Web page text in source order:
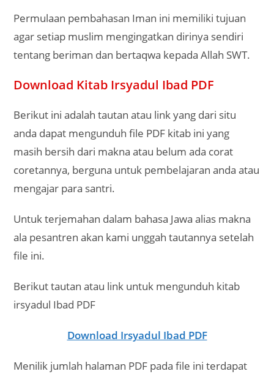
Permulaan pembahasan Iman ini memiliki tujuan
agar setiap muslim mengingatkan dirinya sendiri
tentang beriman dan bertaqwa kepada Allah SWT.
Download Kitab Irsyadul Ibad PDF
Berikut ini adalah tautan atau link yang dari situ
anda dapat mengunduh file PDF kitab ini yang
masih bersih dari makna atau belum ada corat
coretannya, berguna untuk pembelajaran anda atau
mengajar para santri.
Untuk terjemahan dalam bahasa Jawa alias makna
ala pesantren akan kami unggah tautannya setelah
file ini.
Berikut tautan atau link untuk mengunduh kitab
irsyadul Ibad PDF
Download Irsyadul Ibad PDF
Menilik jumlah halaman PDF pada file ini terdapat